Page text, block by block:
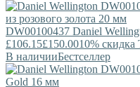
DW00100437 Daniel
£106.15£150.0010% скидка
В наличииБестселлер